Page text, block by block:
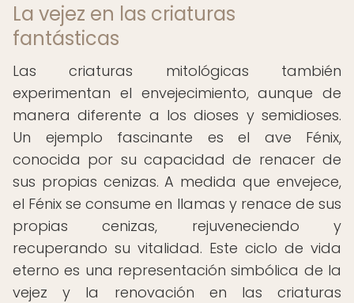
La vejez en las criaturas
fantásticas
Las criaturas mitológicas también
experimentan el envejecimiento, aunque de
manera diferente a los dioses y semidioses.
Un ejemplo fascinante es el ave Fénix,
conocida por su capacidad de renacer de
sus propias cenizas. A medida que envejece,
el Fénix se consume en llamas y renace de sus
propias cenizas, rejuveneciendo y
recuperando su vitalidad. Este ciclo de vida
eterno es una representación simbólica de la
vejez y la renovación en las criaturas